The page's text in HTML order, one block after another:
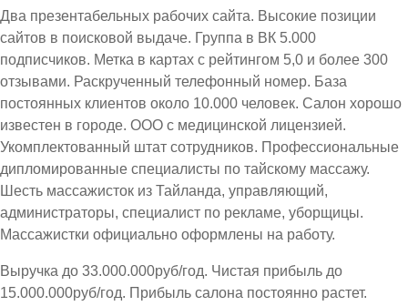
Два презентабельных рабочих сайта. Высокие позиции
сайтов в поисковой выдаче. Группа в ВК 5.000
подписчиков. Метка в картах с рейтингом 5,0 и более 300
отзывами. Раскрученный телефонный номер. База
постоянных клиентов около 10.000 человек. Салон хорошо
известен в городе. ООО с медицинской лицензией.
Укомплектованный штат сотрудников. Профессиональные
дипломированные специалисты по тайскому массажу.
Шесть массажисток из Тайланда, управляющий,
администраторы, специалист по рекламе, уборщицы.
Массажистки официально оформлены на работу.
Выручка до 33.000.000руб/год. Чистая прибыль до
15.000.000руб/год. Прибыль салона постоянно растет.